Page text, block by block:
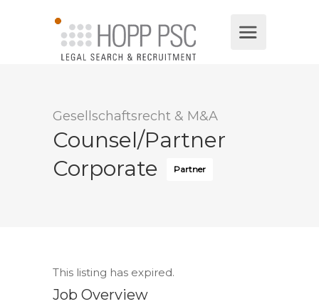
Gesellschaftsrecht & M&A
Counsel/Partner
Corporate
Partner
This listing has expired.
Job Overview